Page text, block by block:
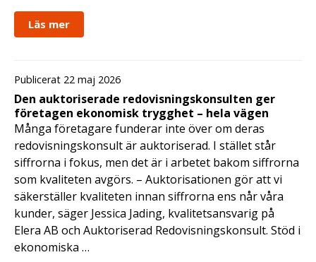
Läs mer
Publicerat 22 maj 2026
Den auktoriserade redovisningskonsulten ger
företagen ekonomisk trygghet – hela vägen
Många företagare funderar inte över om deras
redovisningskonsult är auktoriserad. I stället står
siffrorna i fokus, men det är i arbetet bakom siffrorna
som kvaliteten avgörs. – Auktorisationen gör att vi
säkerställer kvaliteten innan siffrorna ens når våra
kunder, säger Jessica Jading, kvalitetsansvarig på
Elera AB och Auktoriserad Redovisningskonsult. Stöd i
ekonomiska …